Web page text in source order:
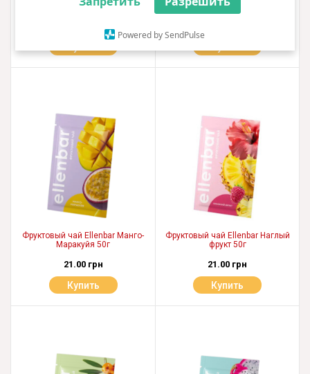
Powered by SendPulse
ягода 50г
Лимон 50г
Фруктовый чай Ellenbar Манго-
Маракуйя 50г
21.00 грн
Купить
Фруктовый чай Ellenbar Наглый
фрукт 50г
21.00 грн
Купить